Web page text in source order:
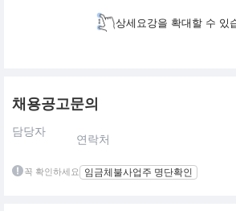
상세요강을 확대할 수 있
채용공고문의
담당자
연락처
꼭 확인하세요 임금체불사업주 명단확인